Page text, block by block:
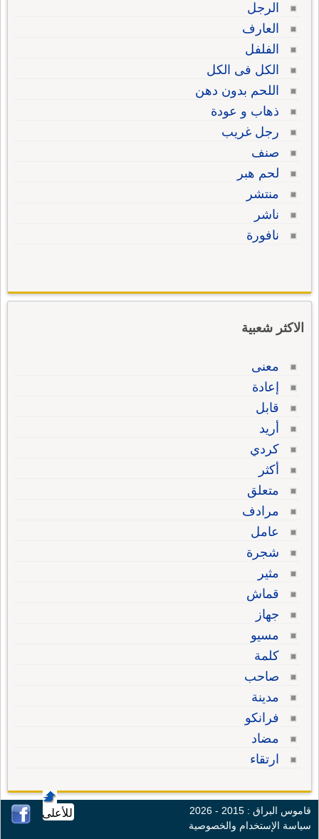
الرجل
العارف
الفلفل
الكل فى الكل
اللحم بدون دهن
ذهاب و عودة
رجل غريب
صنف
لحم هبر
منتشر
ناشر
نافورة
الاكثر شعبية
معنى
إعادة
قابل
أريد
كردي
أكثر
متعلق
مرادف
عامل
شجرة
مثير
قماش
جهاز
مسيو
كلمة
صاحب
مدينة
فرانكو
مضاد
ارتقاء
للأعلى
قاموس البراق : 2015 - 2026
سياسة الإستخدام والخصوصية